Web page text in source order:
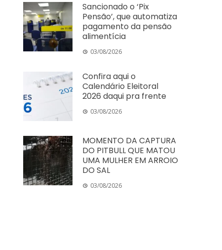
Sancionado o ‘Pix
Pensão’, que automatiza
pagamento da pensão
alimentícia
03/08/2026
Confira aqui o
Calendário Eleitoral
2026 daqui pra frente
03/08/2026
MOMENTO DA CAPTURA
DO PITBULL QUE MATOU
UMA MULHER EM ARROIO
DO SAL
03/08/2026